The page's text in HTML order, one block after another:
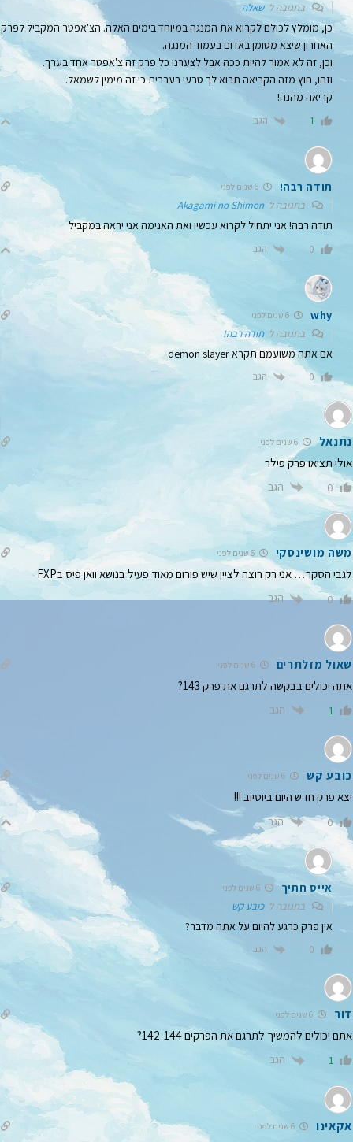
שאלה
כן, מומלץ לכולם לקרוא את המנגה במיוחד בימים האלה. הצ'אפטר המקביל לפרק
האחרון שיצא מסומן באדום בעמוד המנגה.
וכן, זה לא אמור להיות ככה אבל לצערנו כל פרק זה צ'אפטר אחד בערך.
וזהו, חוץ מזה הקריאה תבוא לך טבעי בעברית כי זה מימין לשמאל.
קריאה מהנה!
1 הגב
תודה רבה! 6 שנים לפני
Akagami no Shimon
תודה רבה! אני יתחיל לקרוא עכשיו ואת האנימה אני יראה במקביל
0 הגב
why 6 שנים לפני
תודה רבה!
אם אתה משועמם תקרא demon slayer
0 הגב
נתנאל 6 שנים לפני
אולי תציאו פרק פילר
0 הגב
משה מושינסקי 6 שנים לפני
לגבי הסקר… אני רק רוצה לציין שיש פורום מאוד פעיל בנושא וואן פיס בFXP
0 הגב
שאול מזלתרים 6 שנים לפני
אתה יכולים בבקשה לתרגם את פרק 143?
1 הגב
כובע קש
יצא פרק חדש היום ביוטיוב !!!
0 הגב
אייס חתיך 6 שנים לפני
כובע קש
אין פרק כרגע להיום על אתה מדבר?
0 הגב
דור 6 שנים לפני
אתם יכולים להמשיך לתרגם את הפרקים 142-144?
1 הגב
אקאינו 6 שנים לפני